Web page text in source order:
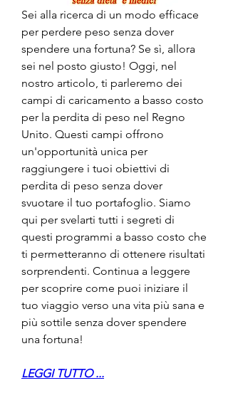
Sei alla ricerca di un modo efficace
per perdere peso senza dover
spendere una fortuna? Se sì, allora
sei nel posto giusto! Oggi, nel
nostro articolo, ti parleremo dei
campi di caricamento a basso costo
per la perdita di peso nel Regno
Unito. Questi campi offrono
un'opportunità unica per
raggiungere i tuoi obiettivi di
perdita di peso senza dover
svuotare il tuo portafoglio. Siamo
qui per svelarti tutti i segreti di
questi programmi a basso costo che
ti permetteranno di ottenere risultati
sorprendenti. Continua a leggere
per scoprire come puoi iniziare il
tuo viaggio verso una vita più sana e
più sottile senza dover spendere
una fortuna!
LEGGI TUTTO ...